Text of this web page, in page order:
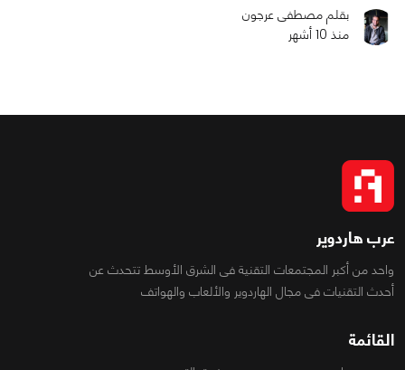
بقلم مصطفى عرجون
منذ 10 أشهر
عرب هاردوير
واحد من أكبر المجتمعات التقنية فى الشرق الأوسط تتحدث عن
أحدث التقنيات فى مجال الهاردوير والألعاب والهواتف
القائمة